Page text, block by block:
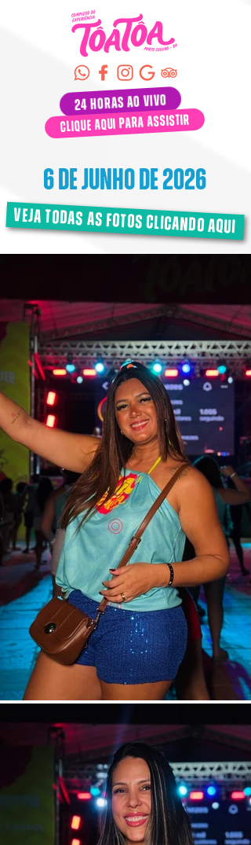
24 horas ao vivo
clique aqui para assistir
6 de junho de 2026
veja todas as fotos clicando aqui